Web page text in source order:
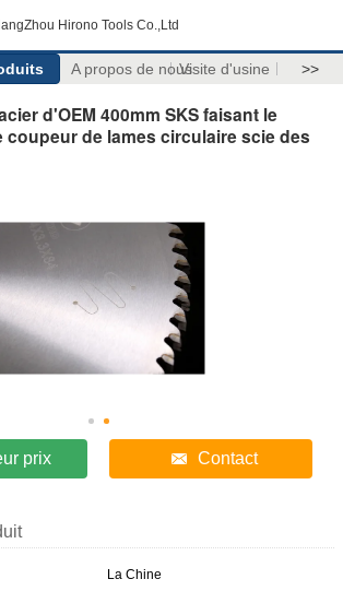
Hirono Tools Co.,Ltd
A propos de nousVisite d'usine >>
d'OEM 400mm SKS faisant le
coupeur de lames circulaire scie des
prix Contact
La Chine